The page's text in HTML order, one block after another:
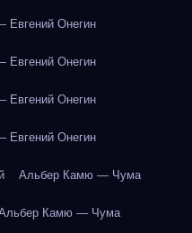
Евгений Онегин
Евгений Онегин
Евгений Онегин
Евгений Онегин
Альбер Камю — Чума
Камю — Чума